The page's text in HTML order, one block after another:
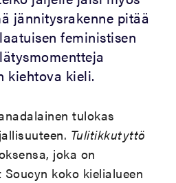
jännitysrakenne pitää
feministisen
kiehtova kieli.
tulokas
Tulitikkutyttö
joka on
koko kielialueen